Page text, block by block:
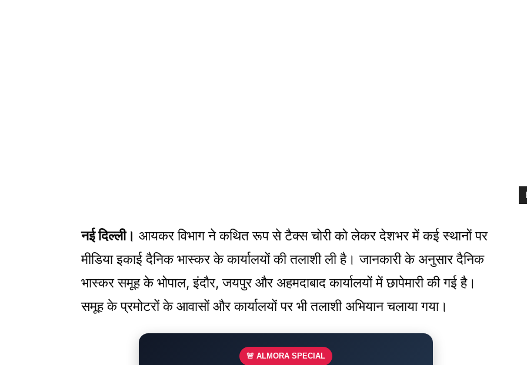
नई दिल्ली। आयकर विभाग ने कथित रूप से टैक्स चोरी को लेकर देशभर में कई स्थानों पर
मीडिया इकाई दैनिक भास्कर के कार्यालयों की तलाशी ली है। जानकारी के अनुसार दैनिक
भास्कर समूह के भोपाल, इंदौर, जयपुर और अहमदाबाद कार्यालयों में छापेमारी की गई है।
समूह के प्रमोटरों के आवासों और कार्यालयों पर भी तलाशी अभियान चलाया गया।
🚨 ALMORA SPECIAL